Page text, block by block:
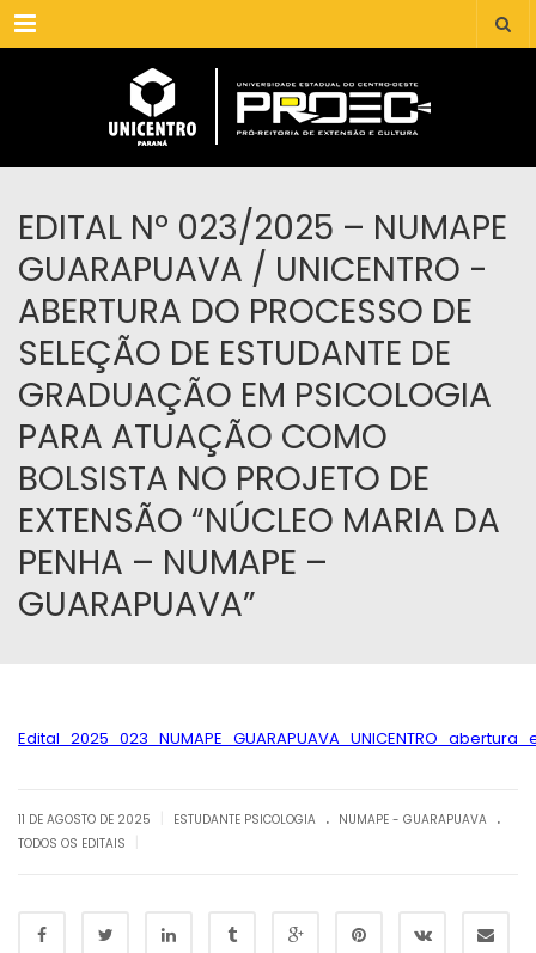
Menu
EDITAL Nº 023/2025 – NUMAPE
GUARAPUAVA / UNICENTRO -
ABERTURA DO PROCESSO DE
SELEÇÃO DE ESTUDANTE DE
GRADUAÇÃO EM PSICOLOGIA
PARA ATUAÇÃO COMO
BOLSISTA NO PROJETO DE
EXTENSÃO “NÚCLEO MARIA DA
PENHA – NUMAPE –
GUARAPUAVA”
11 DE AGOSTO DE 2025 ESTUDANTE PSICOLOGIA . NUMAPE - GUARAPUAVA .
TODOS OS EDITAIS